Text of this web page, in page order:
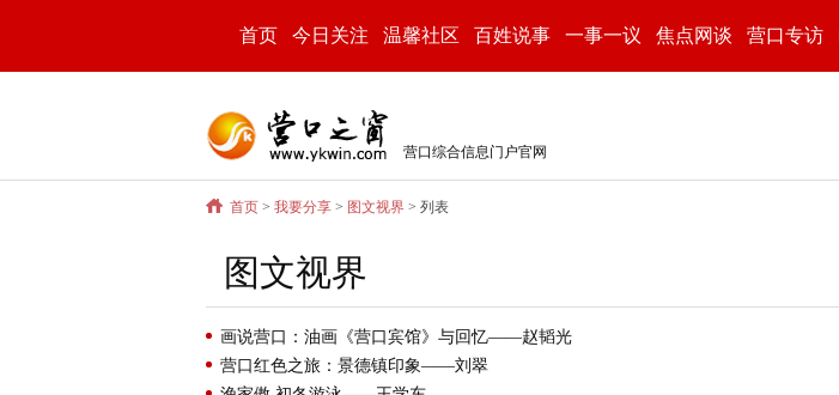
首页 今日关注 温馨社区 百姓说事 一事一议 焦点网谈 营口专访
营口综合信息门户官网
首页 > 我要分享 > 图文视界 > 列表
图文视界
画说营口：油画《营口宾馆》与回忆——赵韬光
营口红色之旅：景德镇印象——刘翠